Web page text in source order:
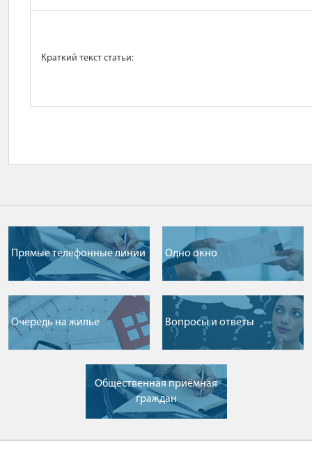
Краткий текст статьи:
Прямые телефонные линии Одно окно
Очередь на жилье Вопросы и ответы
Общественная приёмная
граждан